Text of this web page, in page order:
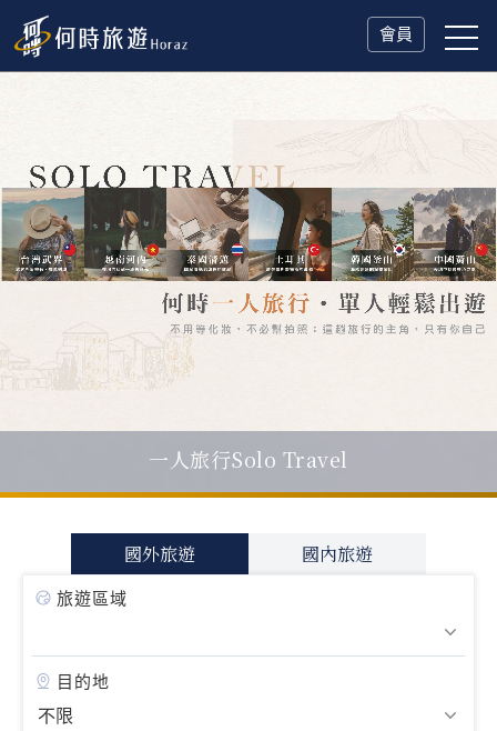
會員
父親節．限時特別企劃一人旅行Solo Travel
國外旅遊 國內旅遊
旅遊區域
目的地